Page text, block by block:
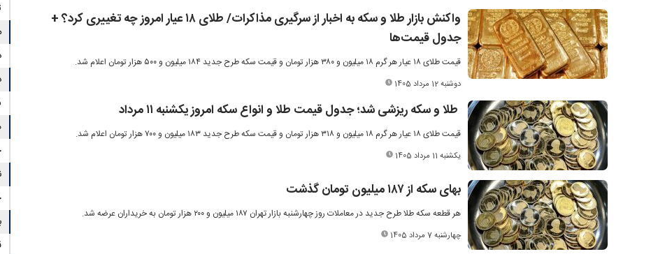
واکنش بازار طلا و سکه به اخبار از سرگیری مذاکرات/ طلای ۱۸ عیار امروز چه تغییری کرد؟ +
جدول قیمت‌ها
قیمت طلای ۱۸ عیار هر گرم ۱۸ میلیون و ۳۸۰ هزار تومان و قیمت سکه طرح جدید ۱۸۴ میلیون و ۵۰۰ هزار تومان اعلام شد.
دوشنبه 12 مرداد 1405
طلا و سکه ریزشی شد؛ جدول قیمت طلا و انواع سکه امروز یکشنبه ۱۱ مرداد
قیمت طلای ۱۸ عیار هر گرم ۱۸ میلیون و ۳۱۸ هزار تومان و قیمت سکه طرح جدید ۱۸۳ میلیون و ۷۰۰ هزار تومان اعلام شد.
یکشنبه 11 مرداد 1405
بهای سکه از ۱۸۷ میلیون تومان گذشت
هر قطعه سکه طلا طرح جدید در معاملات روز چهارشنبه بازار تهران ۱۸۷ میلیون و ۲۰۰ هزار تومان به خریداران عرضه شد.
چهارشنبه 7 مرداد 1405